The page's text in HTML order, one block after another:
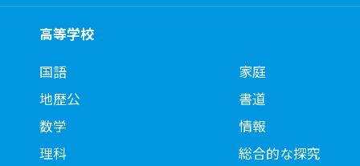
高等学校
国語
地歴公
数学
理科
家庭
書道
情報
総合的な探究